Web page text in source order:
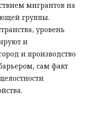
мигрантов на
группы.
уровень
и
и производство
сам факт